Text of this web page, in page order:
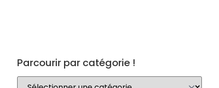
Parcourir par catégorie !